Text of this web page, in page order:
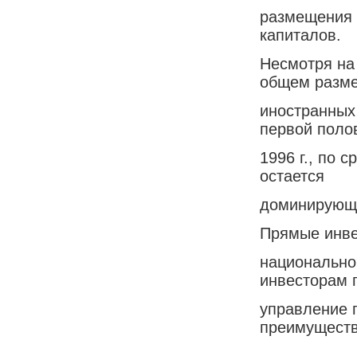
размещения
капиталов.
Несмотря
общем
первой
1996 г., по
остается
Прямые
инвесторам
управление